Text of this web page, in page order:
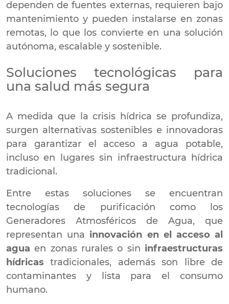
dependen de fuentes externas, requieren bajo
mantenimiento y pueden instalarse en zonas
remotas, lo que los convierte en una solución
autónoma, escalable y sostenible.
Soluciones tecnológicas para
una salud más segura
A medida que la crisis hídrica se profundiza,
surgen alternativas sostenibles e innovadoras
para garantizar el acceso a agua potable,
incluso en lugares sin infraestructura hídrica
tradicional.
Entre estas soluciones se encuentran
tecnologías de purificación como los
Generadores Atmosféricos de Agua, que
representan una innovación en el acceso al
agua en zonas rurales o sin infraestructuras
hídricas tradicionales, además son libre de
contaminantes y lista para el consumo
humano.